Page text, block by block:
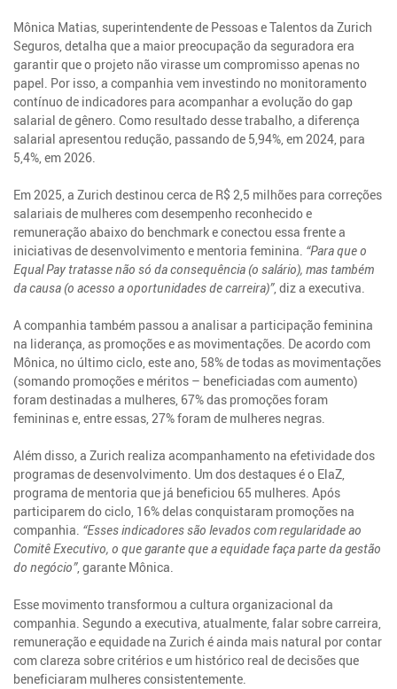
Mônica Matias, superintendente de Pessoas e Talentos da Zurich
Seguros, detalha que a maior preocupação da seguradora era
garantir que o projeto não virasse um compromisso apenas no
papel. Por isso, a companhia vem investindo no monitoramento
contínuo de indicadores para acompanhar a evolução do gap
salarial de gênero. Como resultado desse trabalho, a diferença
salarial apresentou redução, passando de 5,94%, em 2024, para
5,4%, em 2026.
Em 2025, a Zurich destinou cerca de R$ 2,5 milhões para correções
salariais de mulheres com desempenho reconhecido e
remuneração abaixo do benchmark e conectou essa frente a
iniciativas de desenvolvimento e mentoria feminina. “Para que o
Equal Pay tratasse não só da consequência (o salário), mas também
da causa (o acesso a oportunidades de carreira)”, diz a executiva.
A companhia também passou a analisar a participação feminina
na liderança, as promoções e as movimentações. De acordo com
Mônica, no último ciclo, este ano, 58% de todas as movimentações
(somando promoções e méritos – beneficiadas com aumento)
foram destinadas a mulheres, 67% das promoções foram
femininas e, entre essas, 27% foram de mulheres negras.
Além disso, a Zurich realiza acompanhamento na efetividade dos
programas de desenvolvimento. Um dos destaques é o ElaZ,
programa de mentoria que já beneficiou 65 mulheres. Após
participarem do ciclo, 16% delas conquistaram promoções na
companhia. “Esses indicadores são levados com regularidade ao
Comitê Executivo, o que garante que a equidade faça parte da gestão
do negócio”, garante Mônica.
Esse movimento transformou a cultura organizacional da
companhia. Segundo a executiva, atualmente, falar sobre carreira,
remuneração e equidade na Zurich é ainda mais natural por contar
com clareza sobre critérios e um histórico real de decisões que
beneficiaram mulheres consistentemente.